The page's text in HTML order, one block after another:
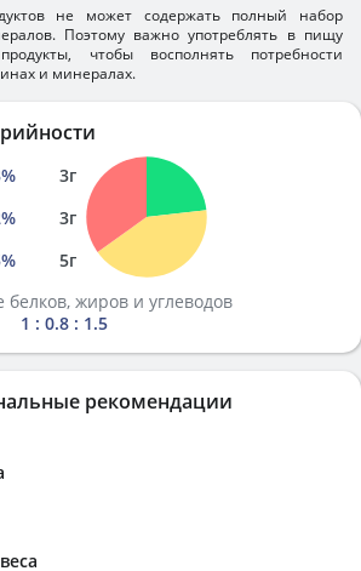
не может содержать полный набор
Поэтому важно употреблять в пищу
чтобы восполнять потребности
и минералах.
% 3г
% 3г
% 5г
жиров и углеводов
1 : 0.8 : 1.5
рекомендации